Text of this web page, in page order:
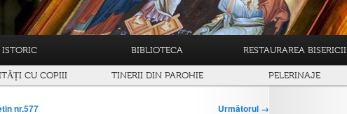
ISTORIC BIBLIOTECA RESTAURAREA BISERICII
CU COPIII TINERII DIN PAROHIE PELERINAJE
Următorul →
nr.577